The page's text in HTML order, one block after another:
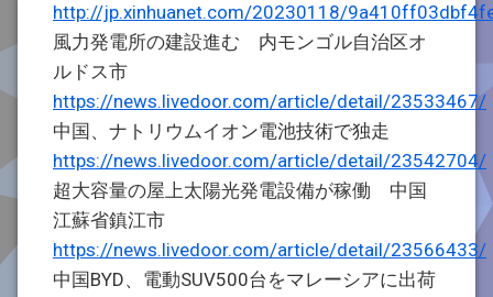
http://jp.xinhuanet.com/20230118/
風力発電所の建設進む 内モンゴル自治区オ
ルドス市
https://news.livedoor.com/article/detail/23533467/
中国、ナトリウムイオン電池技術で独走
https://news.livedoor.com/article/detail/23542704/
超大容量の屋上太陽光発電設備が稼働 中国
江蘇省鎮江市
https://news.livedoor.com/article/detail/23566433/
中国BYD、電動SUV500台をマレーシアに出荷